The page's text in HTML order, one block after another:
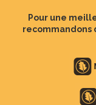
contenu
Pour une